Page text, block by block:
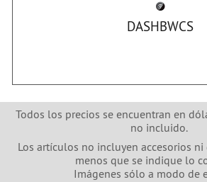
DASHBWCS
Todos los precios se encuentran en
no incluido.
Los artículos no incluyen accesorios
menos que se indique lo
Imágenes sólo a modo de